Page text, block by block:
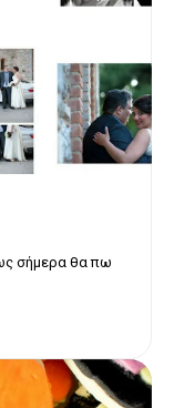
σήμερα θα πω